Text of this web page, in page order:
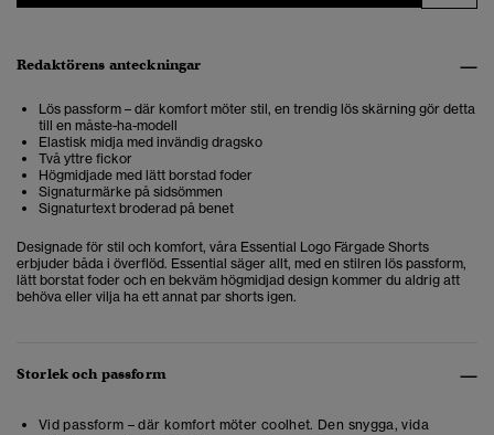
Redaktörens anteckningar
Lös passform – där komfort möter stil, en trendig lös skärning gör detta
till en måste-ha-modell
Elastisk midja med invändig dragsko
Två yttre fickor
Högmidjade med lätt borstad foder
Signaturmärke på sidsömmen
Signaturtext broderad på benet
Designade för stil och komfort, våra Essential Logo Färgade Shorts
erbjuder båda i överflöd. Essential säger allt, med en stilren lös passform,
lätt borstat foder och en bekväm högmidjad design kommer du aldrig att
behöva eller vilja ha ett annat par shorts igen.
Storlek och passform
Vid passform – där komfort möter coolhet. Den snygga, vida